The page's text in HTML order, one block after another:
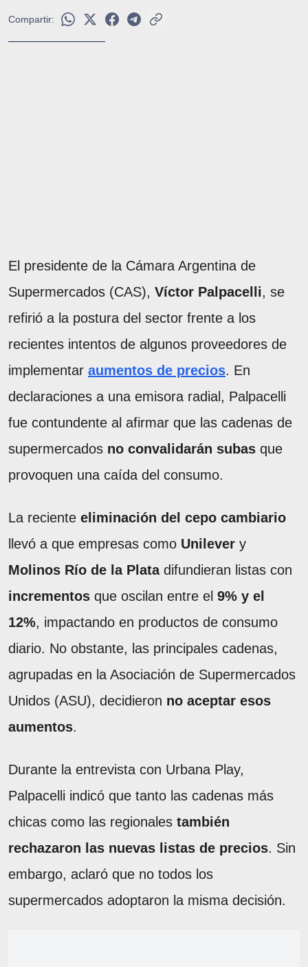
Compartir:
El presidente de la Cámara Argentina de
Supermercados (CAS), Víctor Palpacelli, se
refirió a la postura del sector frente a los
recientes intentos de algunos proveedores de
implementar aumentos de precios. En
declaraciones a una emisora radial, Palpacelli
fue contundente al afirmar que las cadenas de
supermercados no convalidarán subas que
provoquen una caída del consumo.
La reciente eliminación del cepo cambiario
llevó a que empresas como Unilever y
Molinos Río de la Platadifundieran listas con
incrementos que oscilan entre el 9% y el
12%, impactando en productos de consumo
diario. No obstante, las principales cadenas,
agrupadas en la Asociación de Supermercados
Unidos (ASU), decidieron no aceptar esos
aumentos.
Durante la entrevista con Urbana Play,
Palpacelli indicó que tanto las cadenas más
chicas como las regionales también
rechazaron las nuevas listas de precios. Sin
embargo, aclaró que no todos los
supermercados adoptaron la misma decisión.